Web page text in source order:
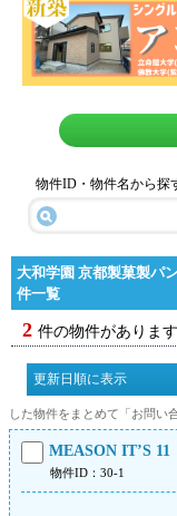
物件ID・物件名から探
大和学園 京都製菓製パ
件一覧
2 件の物件があります
した物件をまとめて「お問い
MEASON IT’S 11
物件ID：30-1